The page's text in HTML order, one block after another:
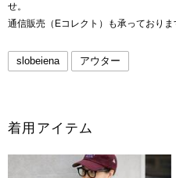
せ。
通信販売（Eコレクト）も承っておりま
slobeiena アウター
着用アイテム